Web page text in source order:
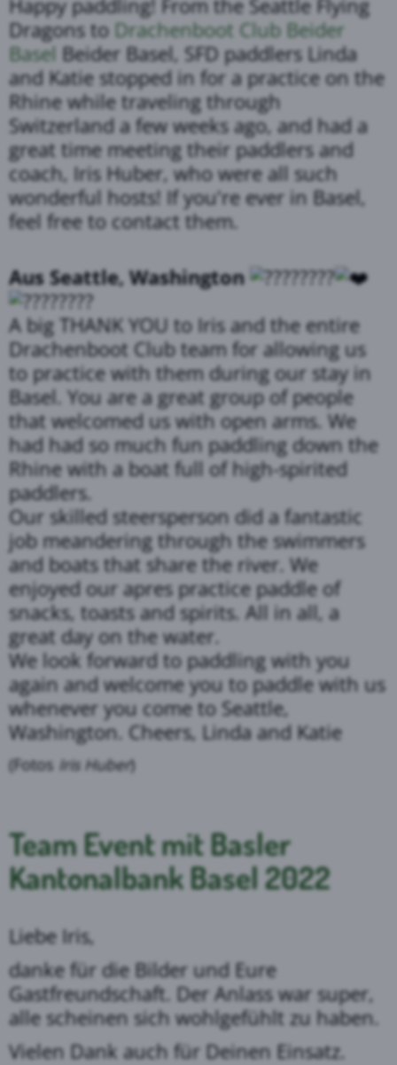
Happy paddling! From the Seattle Flying
Dragons to Drachenboot Club Beider
Basel Beider Basel, SFD paddlers Linda
and Katie stopped in for a practice on the
Rhine while traveling through
Switzerland a few weeks ago, and had a
great time meeting their paddlers and
coach, Iris Huber, who were all such
wonderful hosts! If you're ever in Basel,
feel free to contact them.
Aus Seattle, Washington
A big THANK YOU to Iris and the entire
Drachenboot Club team for allowing us
to practice with them during our stay in
Basel. You are a great group of people
that welcomed us with open arms. We
had had so much fun paddling down the
Rhine with a boat full of high-spirited
paddlers.
Our skilled steersperson did a fantastic
job meandering through the swimmers
and boats that share the river. We
enjoyed our apres practice paddle of
snacks, toasts and spirits. All in all, a
great day on the water.
We look forward to paddling with you
again and welcome you to paddle with us
whenever you come to Seattle,
Washington. Cheers, Linda and Katie
(Fotos Iris Huber)
Team Event mit Basler
Kantonalbank Basel 2022
Liebe Iris,
danke für die Bilder und Eure
Gastfreundschaft. Der Anlass war super,
alle scheinen sich wohlgefühlt zu haben.
Vielen Dank auch für Deinen Einsatz.